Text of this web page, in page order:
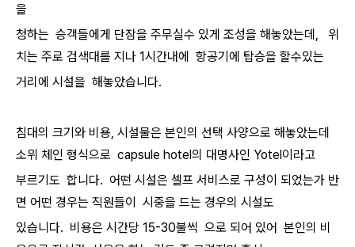
을
청하는 승객들에게 단잠을 주무실수 있게 조성을 해놓았는데, 위
치는 주로 검색대를 지나 1시간내에 항공기에 탑승을 할수있는
거리에 시설을 해놓았습니다.
침대의 크기와 비용, 시설물은 본인의 선택 사양으로 해놓았는데
소위 체인 형식으로 capsule hotel의 대명사인 Yotel이라고
부르기도 합니다. 어떤 시설은 셀프 서비스로 구성이 되었는가 반
면 어떤 경우는 직원들이 시중을 드는 경우의 시설도
있습니다. 비용은 시간당 15-30불씩 으로 되어 있어 본인의 비